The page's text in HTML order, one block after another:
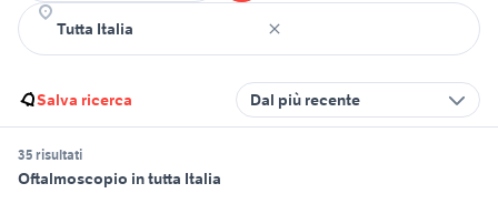
Salva ricerca Dal più recente
35 risultati
Oftalmoscopio in tutta Italia